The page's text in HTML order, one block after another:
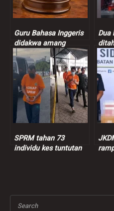
Guru Bahasa Inggeris
didakwa amang
seksual murid
perempuan 9 tahun
Dua
SPRM tahan 73
individu kes tuntutan
Search